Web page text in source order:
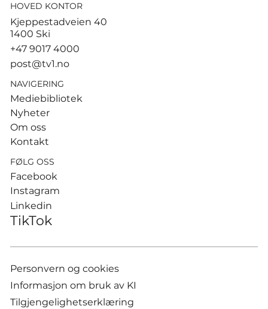
Ruud gjorde kort prosess –
gang
HOVED KONTOR
Kjeppestadveien 40
1400 Ski
+47 9017 4000
post@tv1.no
NAVIGERING
Mediebibliotek
Nyheter
Om oss
Kontakt
FØLG OSS
Facebook
Instagram
Linkedin
TikTok
Personvern og cookies
Informasjon om bruk av KI
Tilgjengelighetserklæring